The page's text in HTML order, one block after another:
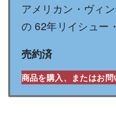
アメリカン・ヴィ
の 62年リイシュー
売約済
商品を購入、またはお問